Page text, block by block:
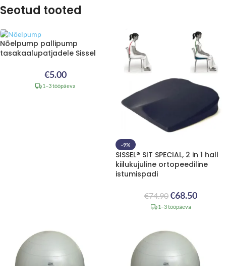
Seotud tooted
Nõelpump pallipump
tasakaalupatjadele Sissel
€5.00
1–3 tööpäeva
-9%
SISSEL® SIT SPECIAL, 2 in 1 hall
kiilukujuline ortopeediline
istumispadi
€74.90€68.50
1–3 tööpäeva